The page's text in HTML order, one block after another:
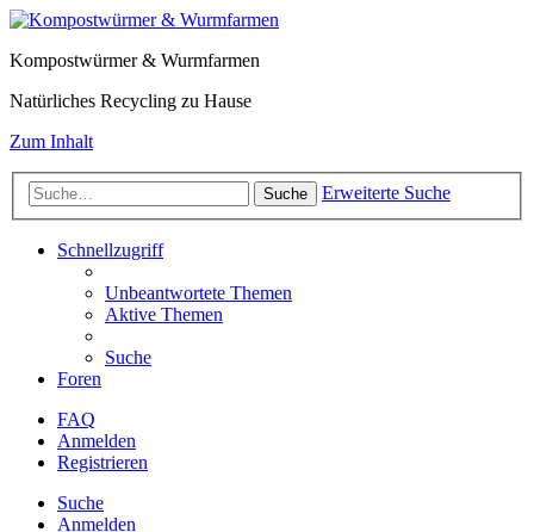
Kompostwürmer & Wurmfarmen
Natürliches Recycling zu Hause
Zum Inhalt
Suche Erweiterte Suche
Schnellzugriff
Unbeantwortete Themen
Aktive Themen
Suche
Foren
FAQ
Anmelden
Registrieren
Suche
Anmelden